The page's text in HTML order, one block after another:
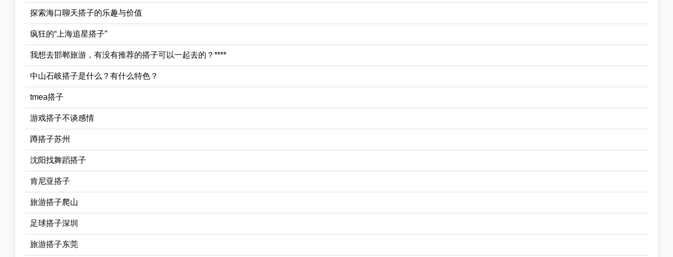
探索海口聊天搭子的乐趣与价值
疯狂的“上海追星搭子”
我想去邯郸旅游，有没有推荐的搭子可以一起去的？****
中山石岐搭子是什么？有什么特色？
tmea搭子
游戏搭子不谈感情
蹲搭子苏州
沈阳找舞蹈搭子
肯尼亚搭子
旅游搭子爬山
足球搭子深圳
旅游搭子东莞